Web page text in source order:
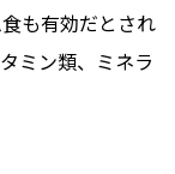
も有効だとされ
ミン類、ミネラ